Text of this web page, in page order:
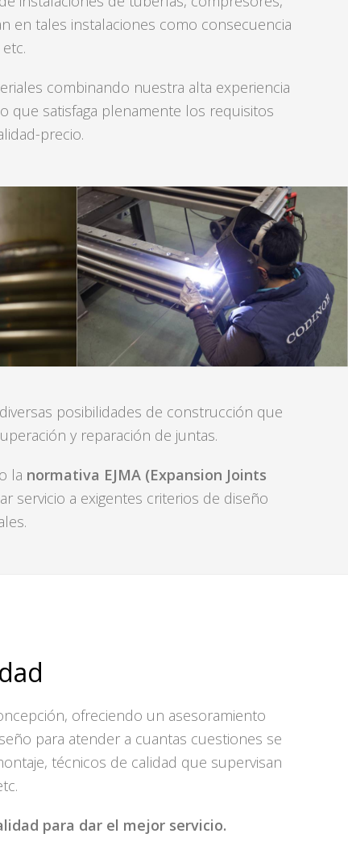
en tales instalaciones como consecuencia
combinando nuestra alta experiencia
que satisfaga plenamente los requisitos
precio.
posibilidades de construcción que
y reparación de juntas.
la normativa EJMA (Expansion Joints
servicio a exigentes criterios de diseño
ofreciendo un asesoramiento
para atender a cuantas cuestiones se
técnicos de calidad que supervisan
para dar el mejor servicio.